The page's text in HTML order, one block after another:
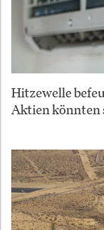
Hitzewelle
Aktien könnten